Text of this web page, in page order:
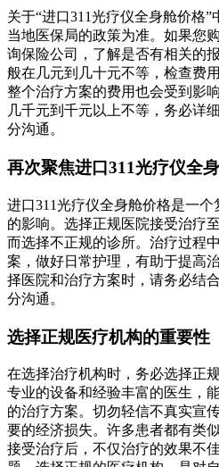
关于“进口311光疗仪全身舱价格
当地医保局的政策为准。如果您
询保险公司，了解是否有相关的
般在几元到几十元不等，检查费
整个治疗方案的费用也会受到影
几千元到千元以上不等，务必详
分沟通。
再次聚焦进口311光疗仪全
进口311光疗仪全身舱价格是一
的影响。选择正规医院接受治疗
而选择不正规的诊所。治疗过程
案，做好日常护理，有助于提高
择医院和治疗方案时，请务必结
分沟通。
选择正规医疗机构的重要性
在选择治疗机构时，务必选择正
专业的设备和经验丰富的医生，
的治疗方案。切勿轻信不真实宣
要的经济损失。许多患者都有类
接受治疗后，不仅治疗的效果不